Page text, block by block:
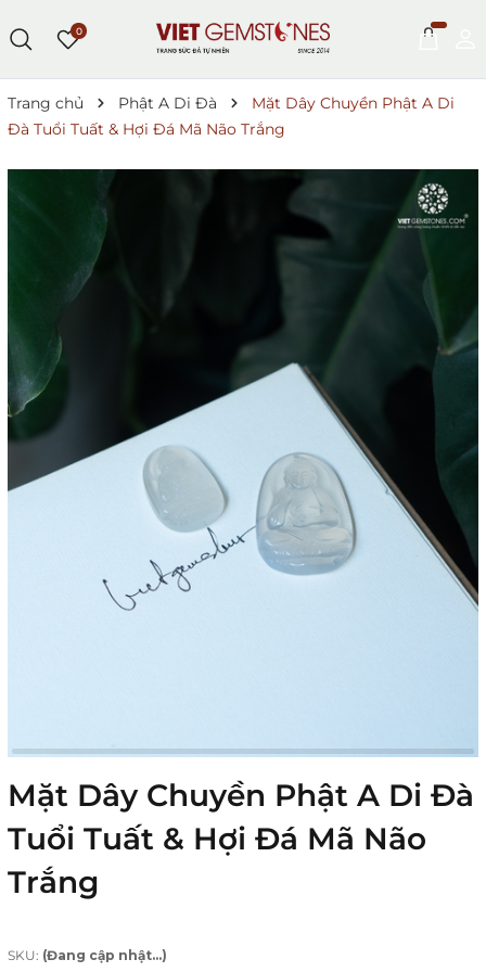
0
Trang chủ Phật A Di Đà
Mặt Dây Chuyền Phật A Di
Đà Tuổi Tuất & Hợi Đá Mã Não Trắng
Mặt Dây Chuyền Phật A Di Đà
Tuổi Tuất & Hợi Đá Mã Não
Trắng
SKU: (Đang cập nhật...)